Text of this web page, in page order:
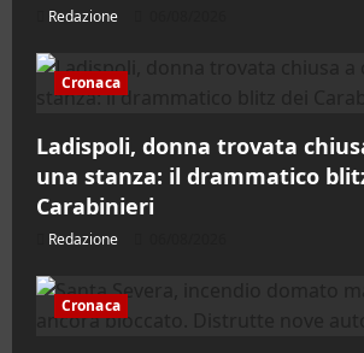
Redazione
Cronaca
Ladispoli, donna trovata
una stanza: il drammatico
Carabinieri
Redazione
Cronaca